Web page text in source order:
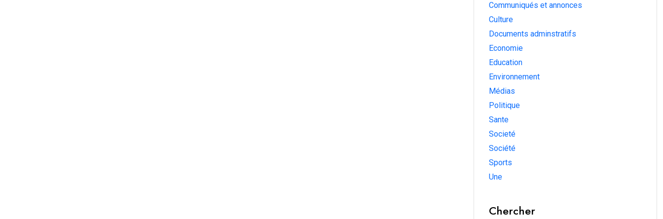
Communiqués et annonces
Culture
Documents adminstratifs
Economie
Education
Environnement
Médias
Politique
Sante
Societé
Société
Sports
Une
Chercher